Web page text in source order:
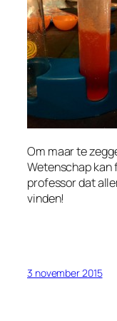
Om maar te
Wetenschap kan
professor dat
vinden!
3 november 2015